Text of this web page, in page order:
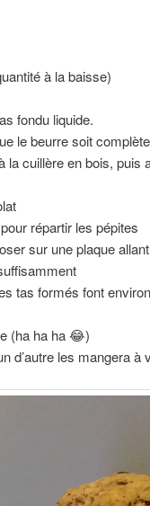
à la baisse)
fondu liquide.
le beurre soit
la cuillère en bois, puis
répartir les pépites
sur une plaque
tas formés font
(ha ha ha 😂)
d’autre les mangera à